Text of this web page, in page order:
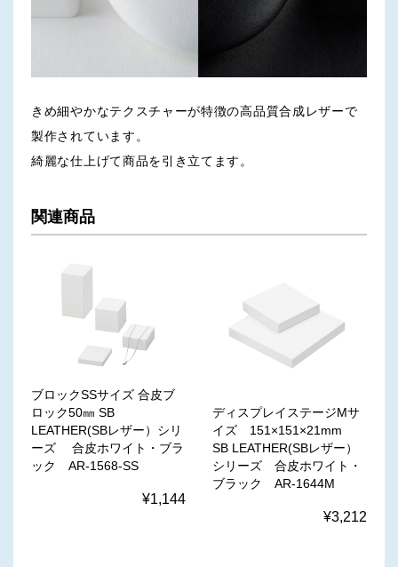
きめ細やかなテクスチャーが特徴の高品質合成レザーで
製作されています。
綺麗な仕上げて商品を引き立てます。
関連商品
ブロックSSサイズ 合皮ブ
ロック50㎜ SB
LEATHER(SBレザー）シリ
ーズ 合皮ホワイト・ブラ
ック AR-1568-SS
¥1,144
ディスプレイステージMサ
イズ 151×151×21mm
SB LEATHER(SBレザー）
シリーズ 合皮ホワイト・
ブラック AR-1644M
¥3,212